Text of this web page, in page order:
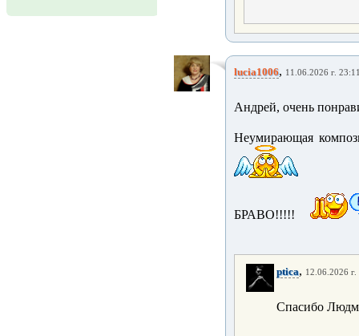
lucia1006, 11.06.2026 г.
Андрей, очень
Неумирающая
БРАВО!!!!!
ptica, 12.06.2026 г.
Спасибо